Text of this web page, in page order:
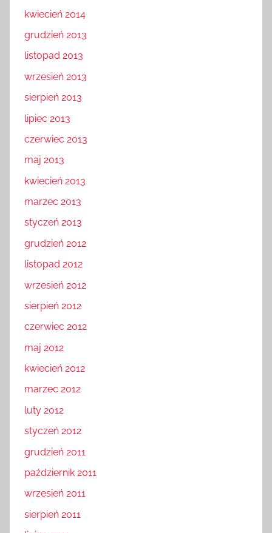
kwiecień 2014
grudzień 2013
listopad 2013
wrzesień 2013
sierpień 2013
lipiec 2013
czerwiec 2013
maj 2013
kwiecień 2013
marzec 2013
styczeń 2013
grudzień 2012
listopad 2012
wrzesień 2012
sierpień 2012
czerwiec 2012
maj 2012
kwiecień 2012
marzec 2012
luty 2012
styczeń 2012
grudzień 2011
październik 2011
wrzesień 2011
sierpień 2011